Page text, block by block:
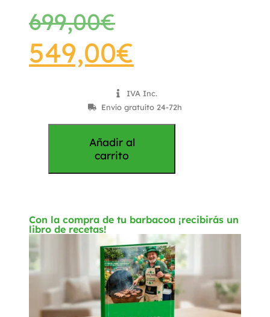
699,00€
549,00€
IVA Inc.
Envío gratuíto 24-72h
Añadir al
carrito
Con la compra de tu barbacoa ¡recibirás un
libro de recetas!